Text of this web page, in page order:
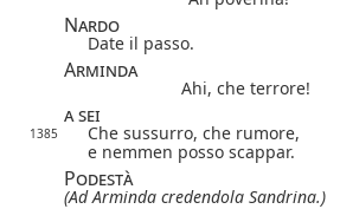
Nardo
Date il passo.
Arminda
Ahi, che terrore!
a sei
1385
Che sussurro, che rumore,
e nemmen posso scappar.
Podestà
(Ad Arminda credendola Sandrina.)